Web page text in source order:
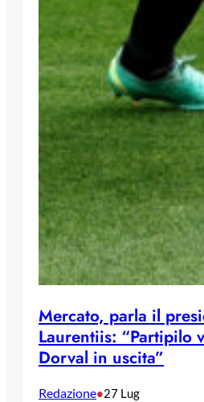
Mercato, parla il
Laurentiis: “Partipilo
Dorval in uscita”
Redazione•27 Lug